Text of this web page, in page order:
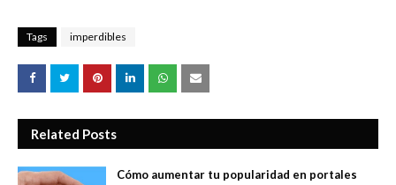
Tags imperdibles
Related Posts
Cómo aumentar tu popularidad en portales